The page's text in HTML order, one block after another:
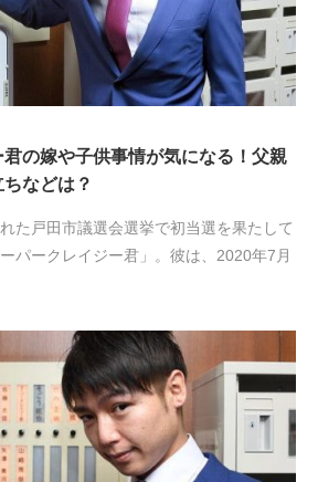
の嫁や子供事情が気になる！父親
などは？
た戸田市議選会選挙で初当選を果たして
パークレイジー君」。彼は、2020年7月